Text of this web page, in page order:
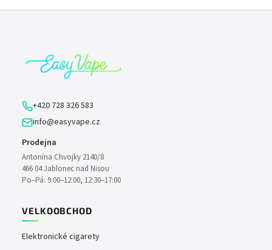
+420 728 326 583
info@easyvape.cz
Prodejna
Antonína Chvojky 2140/8
466 04 Jablonec nad Nisou
Po–Pá: 9:00–12:00, 12:30–17:00
VELKOOBCHOD
Elektronické cigarety